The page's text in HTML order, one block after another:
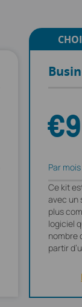
Par
Ce kit
avec un
plus
logiciel
nombre
partir